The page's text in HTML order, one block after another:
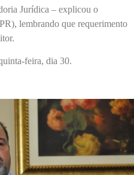
Jurídica – explicou o
lembrando que requerimento
feira, dia 30.